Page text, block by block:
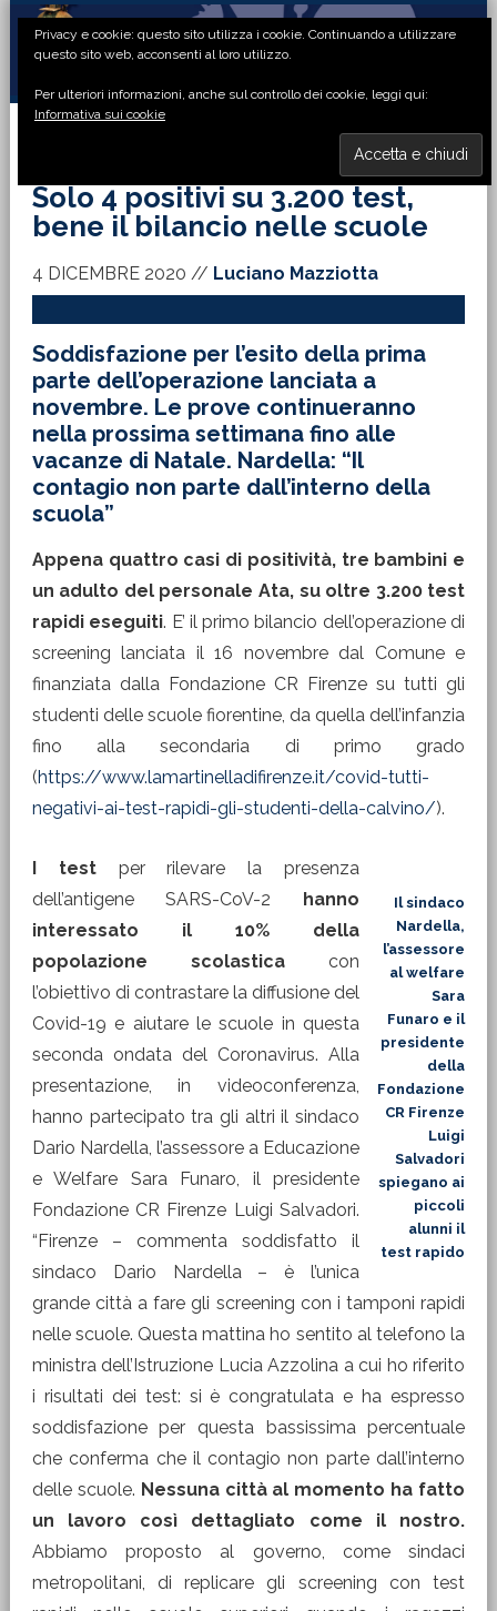
Passa
primaria
Passa
principale
Passa
laterale
Passa
di
Solo 4 positivi su 3.200 test,
bene il bilancio nelle scuole
4 DICEMBRE 2020 // Luciano Mazziotta
Soddisfazione per l’esito della prima
parte dell’operazione lanciata a
novembre. Le prove continueranno
nella prossima settimana fino alle
vacanze di Natale. Nardella: “Il
contagio non parte dall’interno della
scuola”
Appena quattro casi di positività, tre bambini e
un adulto del personale Ata, su oltre 3.200 test
rapidi eseguiti. E’ il primo bilancio dell’operazione di
screening lanciata il 16 novembre dal Comune e
finanziata dalla Fondazione CR Firenze su tutti gli
studenti delle scuole fiorentine, da quella dell’infanzia
fino alla secondaria di primo grado
(https://www.lamartinelladifirenze.it/covid-tutti-
negativi-ai-test-rapidi-gli-studenti-della-calvino/).
Il sindaco
Nardella,
l’assessore
al welfare
Sara
Funaro e il
presidente
della
Fondazione
CR Firenze
Luigi
Salvadori
spiegano ai
piccoli
alunni il
test rapido
I testper rilevare la presenza
dell’antigene SARS-CoV-2 hanno
interessato il 10% della
popolazione scolastica con
l’obiettivo di contrastare la diffusione del
Covid-19 e aiutare le scuole in questa
seconda ondata del Coronavirus. Alla
presentazione, in videoconferenza,
hanno partecipato tra gli altri il sindaco
Dario Nardella, l’assessore a Educazione
e Welfare Sara Funaro, il presidente
Fondazione CR Firenze Luigi Salvadori.
“Firenze – commenta soddisfatto il
sindaco Dario Nardella – è l’unica
grande città a fare gli screening con i tamponi rapidi
nelle scuole. Questa mattina ho sentito al telefono la
ministra dell’Istruzione Lucia Azzolina a cui ho riferito
i risultati dei test: si è congratulata e ha espresso
soddisfazione per questa bassissima percentuale
che conferma che il contagio non parte dall’interno
delle scuole. Nessuna città al momento ha fatto
un lavoro così dettagliato come il nostro.
Abbiamo proposto al governo, come sindaci
metropolitani, di replicare gli screening con test
Privacy e cookie: questo sito utilizza i cookie. Continuando a utilizzare
questo sito web, acconsenti al loro utilizzo.
Per ulteriori informazioni, anche sul controllo dei cookie, leggi qui:
Informativa sui cookie